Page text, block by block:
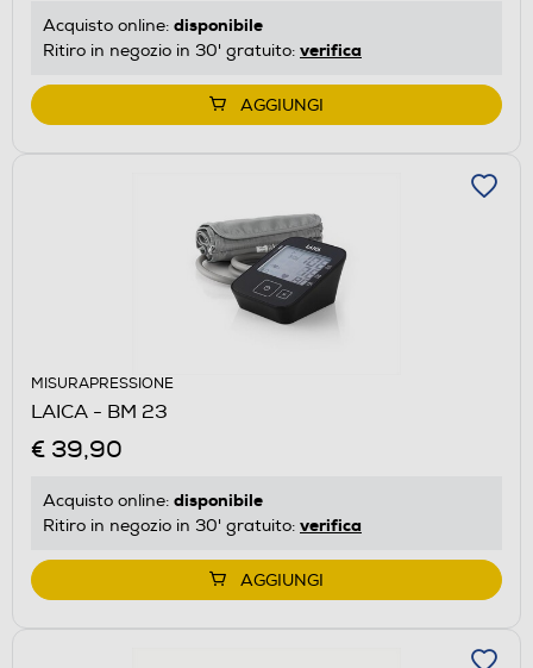
Acquisto online: disponibile
Ritiro in negozio in 30' gratuito: verifica
AGGIUNGI
MISURAPRESSIONE
LAICA - BM 23
€ 39,90
Acquisto online: disponibile
Ritiro in negozio in 30' gratuito: verifica
AGGIUNGI